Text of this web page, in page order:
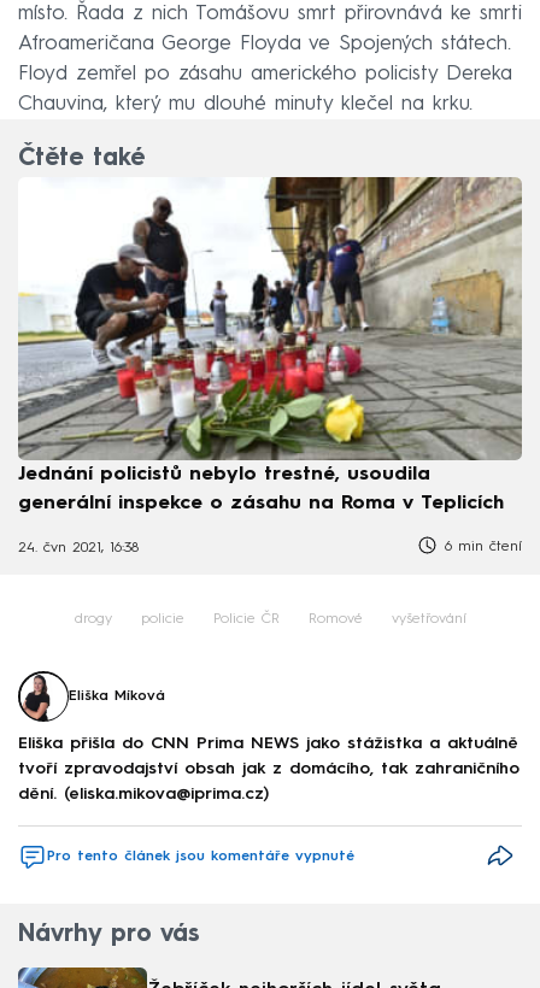
místo. Řada z nich Tomášovu smrt přirovnává ke smrti
Afroameričana George Floyda ve Spojených státech.
Floyd zemřel po zásahu amerického policisty Dereka
Chauvina, který mu dlouhé minuty klečel na krku.
Čtěte také
Jednání policistů nebylo trestné, usoudila
generální inspekce o zásahu na Roma v Teplicích
24. čvn 2021, 16:38 6 min čtení
drogy policie Policie ČR Romové vyšetřování
Eliška Míková
Eliška přišla do CNN Prima NEWS jako stážistka a aktuálně
tvoří zpravodajství obsah jak z domácího, tak zahraničního
dění. (eliska.mikova@iprima.cz)
Pro tento článek jsou komentáře vypnuté
Návrhy pro vás